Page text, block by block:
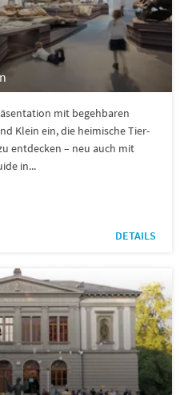
mit begehbaren
Klein ein, die heimische Tier-
entdecken – neu auch mit
in...
DETAILS